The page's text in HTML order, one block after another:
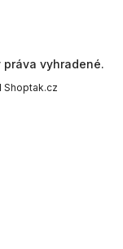
práva vyhradené.
Shoptak.cz